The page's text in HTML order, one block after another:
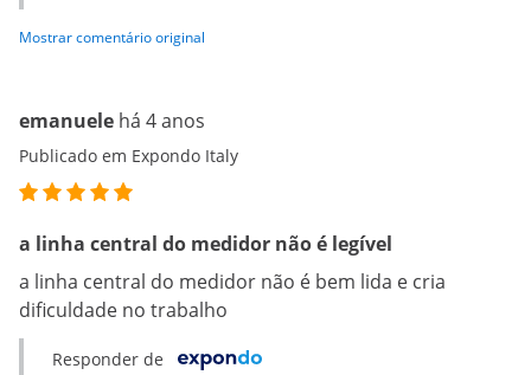
Mostrar comentário original
emanuele há 4 anos
Publicado em Expondo Italy
a linha central do medidor não é legível
a linha central do medidor não é bem lida e cria
dificuldade no trabalho
Responder de